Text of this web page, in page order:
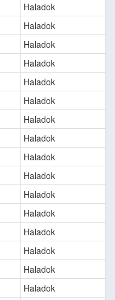
Haladok
Haladok
Haladok
Haladok
Haladok
Haladok
Haladok
Haladok
Haladok
Haladok
Haladok
Haladok
Haladok
Haladok
Haladok
Haladok